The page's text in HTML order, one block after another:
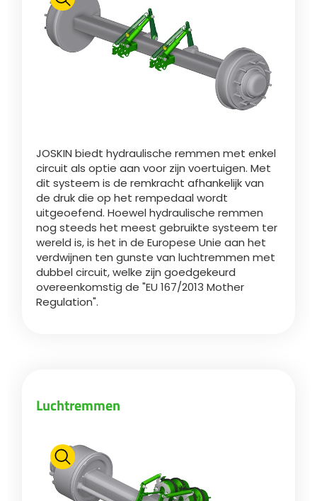
JOBS
CONTACT
Polski
Brochure downladen
Dansk
Română
Suomi
Lietuvių kalba
JOSKIN biedt hydraulische remmen met enkel
circuit als optie aan voor zijn voertuigen. Met
dit systeem is de remkracht afhankelijk van
de druk die op het rempedaal wordt
uitgeoefend. Hoewel hydraulische remmen
nog steeds het meest gebruikte systeem ter
wereld is, is het in de Europese Unie aan het
verdwijnen ten gunste van luchtremmen met
dubbel circuit, welke zijn goedgekeurd
overeenkomstig de "EU 167/2013 Mother
Regulation".
Luchtremmen